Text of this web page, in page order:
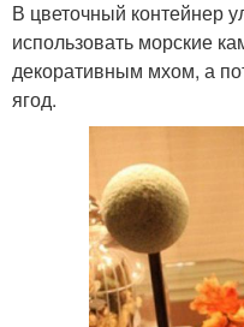
В цветочный контейнер
использовать морские
декоративным мхом, а
ягод.